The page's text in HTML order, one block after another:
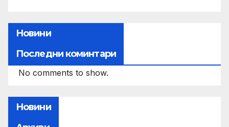
Новини
Последни коминтари
No comments to show.
Новини